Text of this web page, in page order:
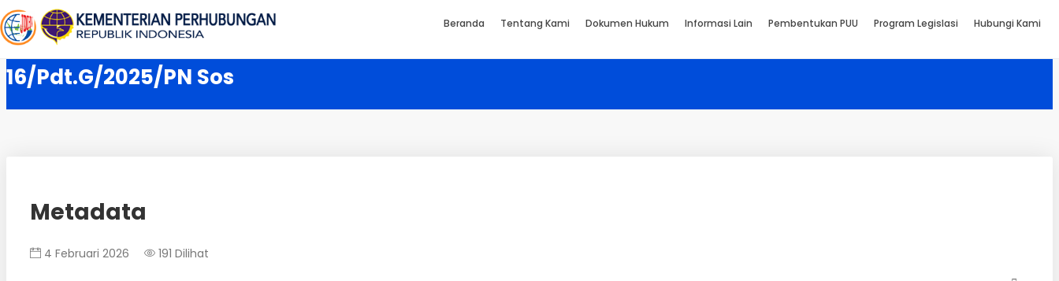
Beranda Tentang Kami Dokumen Hukum Informasi Lain Pembentukan PUU Program Legislasi Hubungi Kami
16/Pdt.G/2025/PN Sos
Metadata
4 Februari 2026 191 Dilihat